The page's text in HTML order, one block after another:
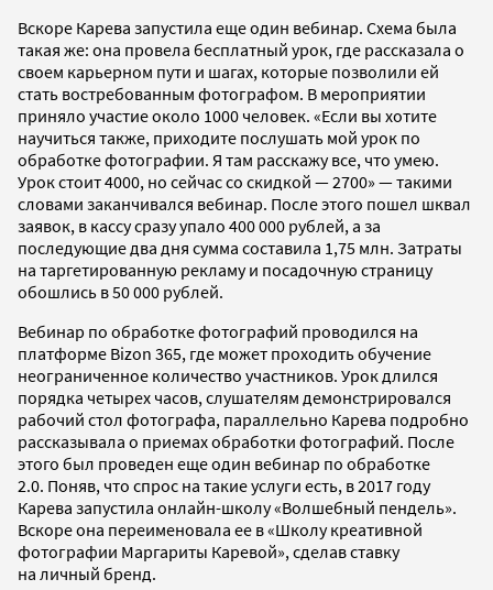
Вскоре Карева запустила еще один вебинар. Схема была
такая же: она провела бесплатный урок, где рассказала о
своем карьерном пути и шагах, которые позволили ей
стать востребованным фотографом. В мероприятии
приняло участие около 1000 человек. «Если вы хотите
научиться также, приходите послушать мой урок по
обработке фотографии. Я там расскажу все, что умею.
Урок стоит 4000, но сейчас со скидкой — 2700» — такими
словами заканчивался вебинар. После этого пошел шквал
заявок, в кассу сразу упало 400 000 рублей, а за
последующие два дня сумма составила 1,75 млн. Затраты
на таргетированную рекламу и посадочную страницу
обошлись в 50 000 рублей.
Вебинар по обработке фотографий проводился на
платформе Bizon 365, где может проходить обучение
неограниченное количество участников. Урок длился
порядка четырех часов, слушателям демонстрировался
рабочий стол фотографа, параллельно Карева подробно
рассказывала о приемах обработки фотографий. После
этого был проведен еще один вебинар по обработке
2.0. Поняв, что спрос на такие услуги есть, в 2017 году
Карева запустила онлайн-школу «Волшебный пендель».
Вскоре она переименовала ее в «Школу креативной
фотографии Маргариты Каревой», сделав ставку
на личный бренд.